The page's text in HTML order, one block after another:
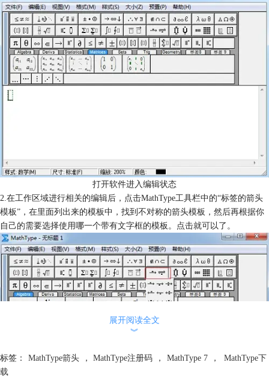
打开软件进入编辑状态
2.在工作区域进行相关的编辑后，点击MathType工具栏中的“标签的箭头
模板”，在里面列出来的模板中，找到不对称的箭头模板，然后再根据你
自己的需要选择使用哪一个带有文字框的模板。点击就可以了。
展开阅读全文
︾
标签： MathType箭头 ， MathType注册码 ， MathType 7 ，
MathType下
载